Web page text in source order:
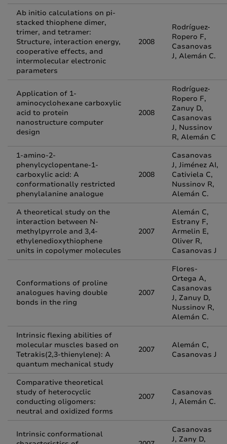
Ab initio calculations on pi-
stacked thiophene dimer,
trimer, and tetramer:
Structure, interaction energy,
cooperative effects, and
intermolecular electronic
parameters
2008
Rodríguez-
Ropero F,
Casanovas
J, Alemán C.
Application of 1-
aminocyclohexane carboxylic
acid to protein
nanostructure computer
design
2008
Rodríguez-
Ropero F,
Zanuy D,
Casanovas
J, Nussinov
R, Alemán C
1-amino-2-
phenylcyclopentane-1-
carboxylic acid: A
conformationally restricted
phenylalanine analogue
2008
Casanovas
J, Jiménez AI,
Cativiela C,
Nussinov R,
Alemán C.
A theoretical study on the
interaction between N-
methylpyrrole and 3,4-
ethylenedioxythiophene
units in copolymer molecules
2007
Alemán C,
Estrany F,
Armelin E,
Oliver R,
Casanovas J
Conformations of proline
analogues having double
bonds in the ring
2007
Flores-
Ortega A,
Casanovas
J, Zanuy D,
Nussinov R,
Alemán C.
Intrinsic flexing abilities of
molecular muscles based on
Tetrakis(2,3-thienylene): A
quantum mechanical study
2007
Alemán C,
Casanovas J
Comparative theoretical
study of heterocyclic
conducting oligomers:
neutral and oxidized forms
2007
Casanovas
J, Alemán C.
Intrinsic conformational
Casanovas
J, Zany D,